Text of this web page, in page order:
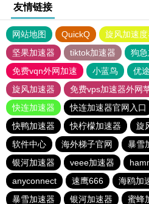
友情链接
网站地图 QuickQ 旋风加速度
坚果加速器
tiktok加速器
狗
免费vqn外网加速
小蓝鸟 优
旋风加速器
免费vps加速器外网
快连加速器
快连加速器官网入口
快鸭加速器
快柠檬加速器 旋
软件中心
海外梯子官网 暴雪
银河加速器
veee加速器
anyconnect
速鹰666 海鸥加
暴雪加速器
银河加速器 蜜蜂